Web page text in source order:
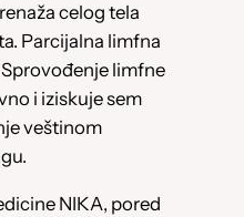
celog tela
Parcijalna limfna
limfne
i iziskuje sem
veštinom
NIKA, pored